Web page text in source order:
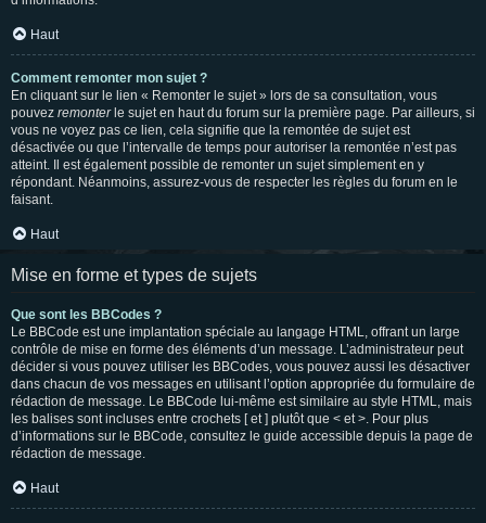
Haut
Comment remonter mon sujet ?
En cliquant sur le lien « Remonter le sujet » lors de sa consultation, vous
pouvez remonterle sujet en haut du forum sur la première page. Par ailleurs, si
vous ne voyez pas ce lien, cela signifie que la remontée de sujet est
désactivée ou que l’intervalle de temps pour autoriser la remontée n’est pas
atteint. Il est également possible de remonter un sujet simplement en y
répondant. Néanmoins, assurez-vous de respecter les règles du forum en le
faisant.
Haut
Mise en forme et types de sujets
Que sont les BBCodes ?
Le BBCode est une implantation spéciale au langage HTML, offrant un large
contrôle de mise en forme des éléments d’un message. L’administrateur peut
décider si vous pouvez utiliser les BBCodes, vous pouvez aussi les désactiver
dans chacun de vos messages en utilisant l’option appropriée du formulaire de
rédaction de message. Le BBCode lui-même est similaire au style HTML, mais
les balises sont incluses entre crochets [ et ] plutôt que < et >. Pour plus
d’informations sur le BBCode, consultez le guide accessible depuis la page de
rédaction de message.
Haut